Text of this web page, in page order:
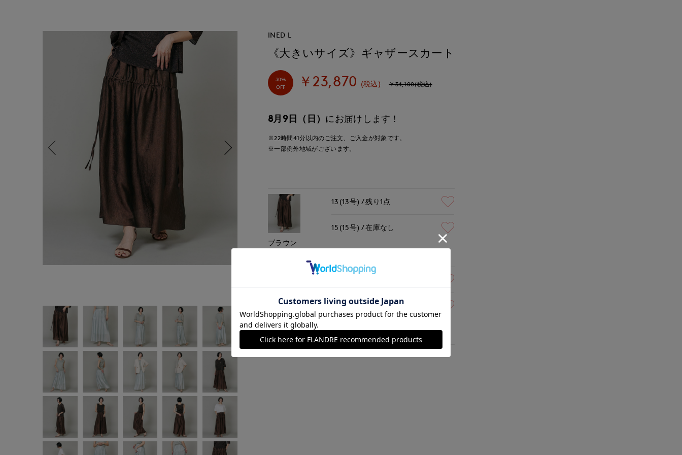
INED L
《大きいサイズ》ギャザースカート
30%
OFF
￥23,870 (税込) ￥34,100(税込)
8月9日（日） にお届けします！
※22時間41分以内のご注文、ご入金が対象です。
※一部例外地域がございます。
ブラウン
13(13号) 残り1点
15(15号) 在庫なし
キミドリ
￥23,870 (税込)
15(15号) 在庫なし